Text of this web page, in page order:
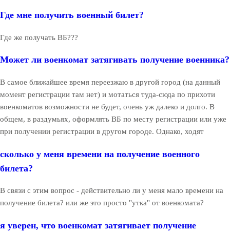
Где мне получить военный билет?
Где же получать ВБ???
Может ли военкомат затягивать получение военника?
В самое ближайшее время переезжаю в другой город (на данный
момент регистрации там нет) и мотаться туда-сюда по прихоти
военкоматов возможности не будет, очень уж далеко и долго. В
общем, в раздумьях, оформлять ВБ по месту регистрации или уже
при получении регистрации в другом городе. Однако, ходят
сколько у меня времени на получение военного
билета?
В связи с этим вопрос - действительно ли у меня мало времени на
получение билета? или же это просто "утка" от военкомата?
я уверен, что военкомат затягивает получение